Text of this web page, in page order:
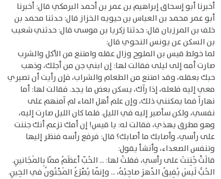
أخبرنا أبو إسحاق إبراهيم بن عمر بن أحمد البرمكي قال: أخبرنا
أبو عمر محمد بن العباس بن حيويه الخزاز قال: حدثنا محمد بن
خلف بن المرزبان قال: حدثنا زكريا بن موسى قال: حدثني شعيب
بن السكن عن يونس النحوي قال:
لما خولط قيس بن الملوح وزال عقله وامتنع من الأكل والشرب
صارت أمه إلى ليلى فقالت لها: إن ابني جن من أجلك، وذهب
حبك بعقله، وقد امتنع من الطعام والشراب، فإن رأيت أن تصيري
معي إليه فلعله، إذا رآك، يسكن بعض ما يجد. فقالت لها: أما
نهاراً فما يمكنني ذلك، وإن علم أهل الماء لم آمنهم على
نفسي، ولكن سأصير إليه في الليل. فلما كان الليل صارت إليه،
وهو مطرق يهذي، فقالت له: يا قيس! إن أمك تزعم أنك جننت
على رأسي، وأصابك ما أصابك؟ قال: فرفع رأسه فنظر إليها
وتنفس الصعداء، وأنشأ يقول:
قالَتْ جُنِنتَ على رأسي، فقلتُ لها: ... الحُبّ أعظَمُ ممّا بِالمَجَانينِ.
الحُبُّ لَيسَ يُفِيقُ الدّهرَ صاحِبُهُ، ... وإنّما يُصْرَعُ المَجْنُونُ في الحِينِ.